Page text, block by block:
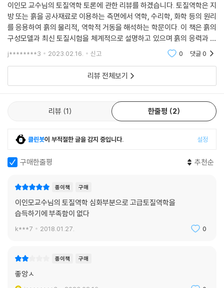
이인모 교수님의 토질역학 토론에 관한 리뷰를 하겠습니다. 토질역학은 지
방 또는 흙을 공사재료로 이용하는 측면에서 역학, 수리학, 화학 등의 원리
를 응용하여 흙의 물리적, 역학적 거동을 해석하는 학문이다. 이 책은 흙의
구성모델과 최신 토질시험을 체계적으로 설명하고 있으며 흙의 응력과 변
형을 지배하는 각종 구성방정식과 그에 따른 배경이론을 잘 설명하고 있
다.
j********3 2023.02.16. 신고 0 댓글0
리뷰 전체보기
리뷰 1 한줄평 2
클린봇이 부적절한 글을 감지 중입니다. 설정
구매한줄평 추천순
종이책 구매
이인모교수님의 토질역학 심화부분으로 고급토질역학을
습득하기에 부족함이 없다
k***7 2018.01.27. 0
종이책 구매
좋앙ㅅ